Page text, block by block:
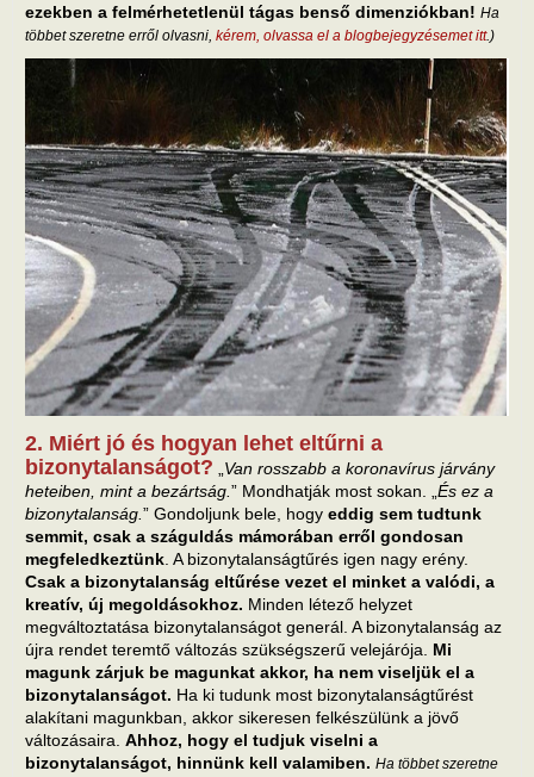
ezekben a felmérhetetlenül tágas benső dimenziókban! Ha
többet szeretne erről olvasni, kérem, olvassa el a blogbejegyzésemet itt.)
2. Miért jó és hogyan lehet eltűrni a
bizonytalanságot?
Van rosszabb a koronavírus járvány
heteiben, mint a bezártság. ” Mondhatják most sokan. „ És ez a
bizonytalanság. ” Gondoljunk bele, hogy eddig sem tudtunk
semmit, csak a száguldás mámorában erről gondosan
megfeledkeztünk . A bizonytalanságtűrés igen nagy erény.
Csak a bizonytalanság eltűrése vezet el minket a valódi, a
kreatív, új megoldásokhoz. Minden létező helyzet
megváltoztatása bizonytalanságot generál. A bizonytalanság az
újra rendet teremtő változás szükségszerű velejárója. Mi
magunk zárjuk be magunkat akkor, ha nem viseljük el a
bizonytalanságot. Ha ki tudunk most bizonytalanságtűrést
alakítani magunkban, akkor sikeresen felkészülünk a jövő
változásaira. Ahhoz, hogy el tudjuk viselni a
bizonytalanságot, hinnünk kell valamiben. Ha többet szeretne